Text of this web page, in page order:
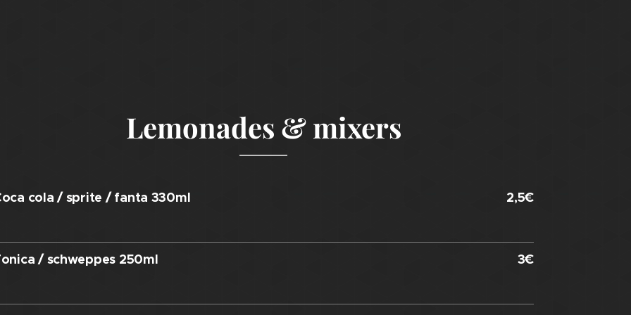
Lemonades & mixers
cola / sprite / fanta 330ml 2,5€
/ schweppes 250ml 3€